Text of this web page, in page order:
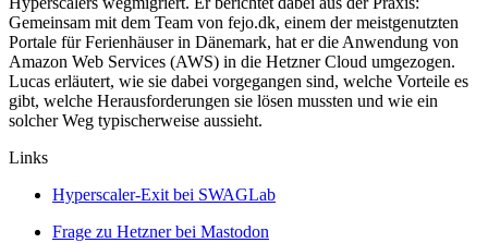
Gemeinsam mit dem Team von fejo.dk, einem der meistgenutzten
Portale für Ferienhäuser in Dänemark, hat er die Anwendung von
Amazon Web Services (AWS) in die Hetzner Cloud umgezogen.
Lucas erläutert, wie sie dabei vorgegangen sind, welche Vorteile es
gibt, welche Herausforderungen sie lösen mussten und wie ein
solcher Weg typischerweise aussieht.
Links
Hyperscaler-Exit bei SWAGLab
Frage zu Hetzner bei Mastodon